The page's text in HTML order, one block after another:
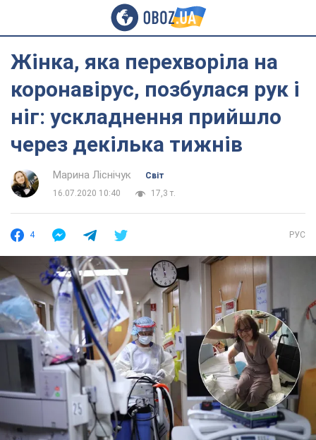
Жінка, яка перехворіла на
коронавірус, позбулася рук і
ніг: ускладнення прийшло
через декілька тижнів
Марина Ліснічук
Світ
16.07.2020 10:40
17,3 т.
4 РУС